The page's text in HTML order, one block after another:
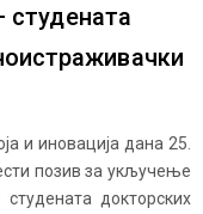
и иновација дана 25.
позив за укључење
докторских